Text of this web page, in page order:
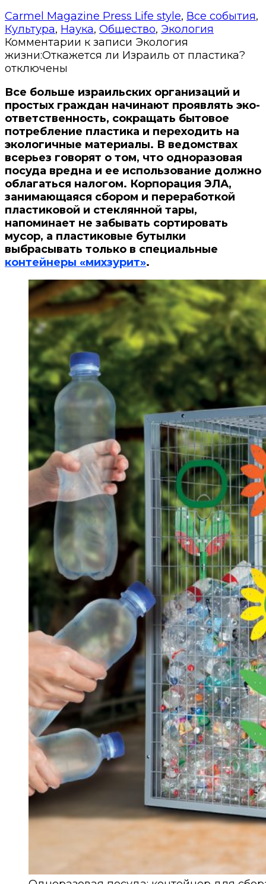
Carmel Magazine Press Life style, Все события,
Культура, Наука, Общество, Экология
Комментарии к записи Экология
жизни:Откажется ли Израиль от пластика?
отключены
Все больше израильских организаций и
простых граждан начинают проявлять эко-
ответственность, сокращать бытовое
потребление пластика и переходить на
экологичные материалы. В ведомствах
всерьез говорят о том, что одноразовая
посуда вредна и ее использование должно
облагаться налогом. Корпорация ЭЛА,
занимающаяся сбором и переработкой
пластиковой и стеклянной тары,
напоминает не забывать сортировать
мусор, а пластиковые бутылки
выбрасывать только в специальные
контейнеры «михзурит».